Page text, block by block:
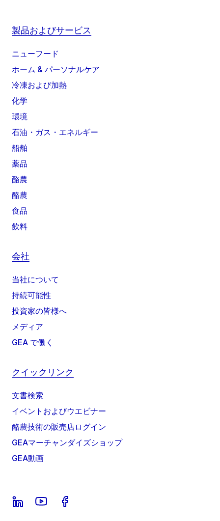
製品およびサービス
ニューフード
ホーム & パーソナルケア
冷凍および加熱
化学
環境
石油・ガス・エネルギー
船舶
薬品
酪農
酪農
食品
飲料
会社
当社について
持続可能性
投資家の皆様へ
メディア
GEA で働く
クイックリンク
文書検索
イベントおよびウエビナー
酪農技術の販売店ログイン
GEAマーチャンダイズショップ
GEA動画